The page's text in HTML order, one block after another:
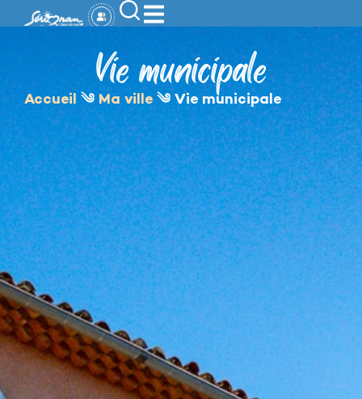
principal
Vie municipale
Accueil ༄ Ma ville ༄ Vie municipale